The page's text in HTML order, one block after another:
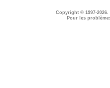
Copyright © 1997-2026.
Pour les